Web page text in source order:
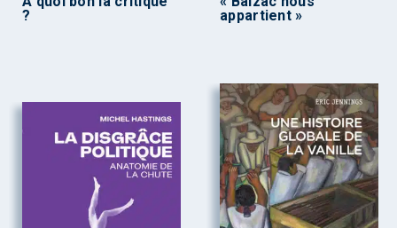
?
appartient »